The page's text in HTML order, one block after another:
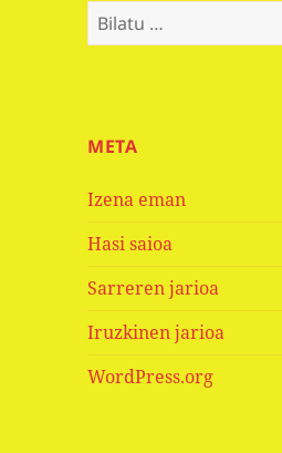
Bilatu:
META
Izena eman
Hasi saioa
Sarreren jarioa
Iruzkinen jarioa
WordPress.org